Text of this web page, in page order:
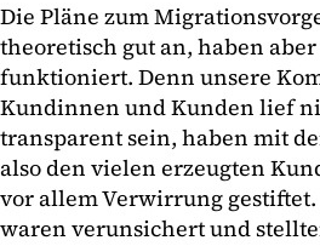
Die Pläne zum
theoretisch gut an, haben
funktioniert. Denn unsere
Kundinnen und Kunden lief
transparent sein, haben mit
also den vielen erzeugten
vor allem Verwirrung gestiftet.
waren verunsichert und